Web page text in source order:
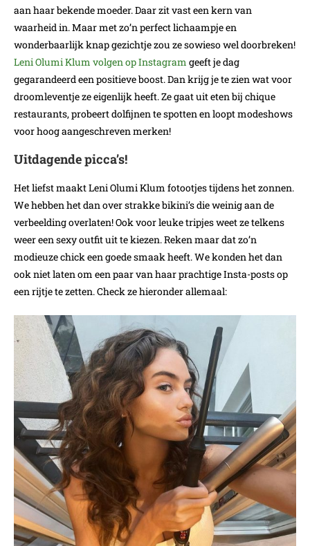
aan haar bekende moeder. Daar zit vast een kern van
waarheid in. Maar met zo’n perfect lichaampje en
wonderbaarlijk knap gezichtje zou ze sowieso wel doorbreken!
Leni Olumi Klum volgen op Instagram geeft je dag
gegarandeerd een positieve boost. Dan krijg je te zien wat voor
droomleventje ze eigenlijk heeft. Ze gaat uit eten bij chique
restaurants, probeert dolfijnen te spotten en loopt modeshows
voor hoog aangeschreven merken!
Uitdagende picca’s!
Het liefst maakt Leni Olumi Klum fotootjes tijdens het zonnen.
We hebben het dan over strakke bikini’s die weinig aan de
verbeelding overlaten! Ook voor leuke tripjes weet ze telkens
weer een sexy outfit uit te kiezen. Reken maar dat zo’n
modieuze chick een goede smaak heeft. We konden het dan
ook niet laten om een paar van haar prachtige Insta-posts op
een rijtje te zetten. Check ze hieronder allemaal: